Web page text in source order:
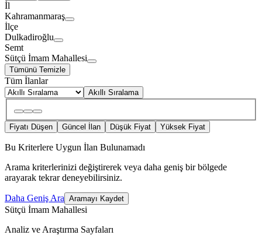
İl
Kahramanmaraş
İlçe
Dulkadiroğlu
Semt
Sütçü İmam Mahallesi
Tümünü Temizle
Tüm İlanlar
Akıllı Sıralama
Fiyatı Düşen Güncel İlan Düşük Fiyat Yüksek Fiyat
Bu Kriterlere Uygun İlan Bulunamadı
Arama kriterlerinizi değiştirerek veya daha geniş bir bölgede
arayarak tekrar deneyebilirsiniz.
Daha Geniş Ara Aramayı Kaydet
Sütçü İmam Mahallesi
Analiz ve Araştırma Sayfaları